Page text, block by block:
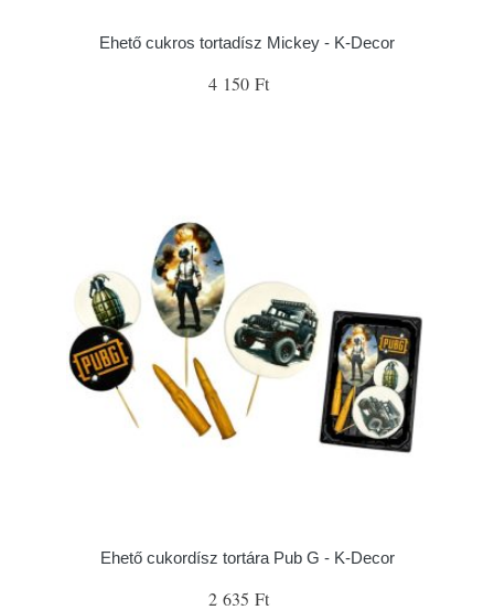
Ehető cukros tortadísz Mickey - K-Decor
4 150 Ft
Ehető cukordísz tortára Pub G - K-Decor
2 635 Ft